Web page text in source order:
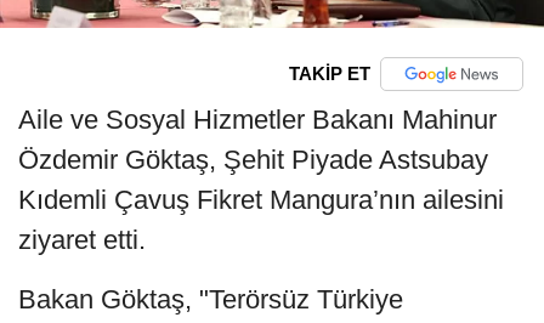
TAKİP ET
Aile ve Sosyal Hizmetler Bakanı Mahinur
Özdemir Göktaş, Şehit Piyade Astsubay
Kıdemli Çavuş Fikret Mangura’nın ailesini
ziyaret etti.
Bakan Göktaş, "Terörsüz Türkiye